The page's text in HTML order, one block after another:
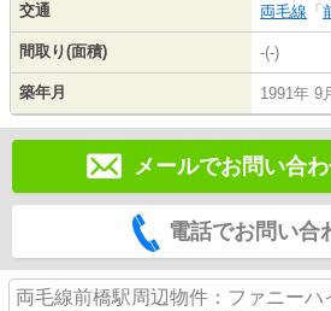
交通 両毛線 「
間取り(面積) -(-)
築年月 1991年 9
メールでお問い合
電話でお問い合
両毛線前橋駅周辺物件：ファニー